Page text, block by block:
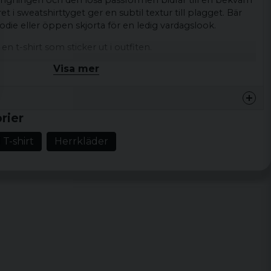
i sweatshirttyget ger en subtil textur till plagget. Bär
eller öppen skjorta för en ledig vardagslook.
en t-shirt som sticker ut i outfiten.
kanter och sillbensmönster
t-shirt med slitna armar
minimalistisk, ruffig
40 % polyester
Visa mer
T-shirt Herrkläder